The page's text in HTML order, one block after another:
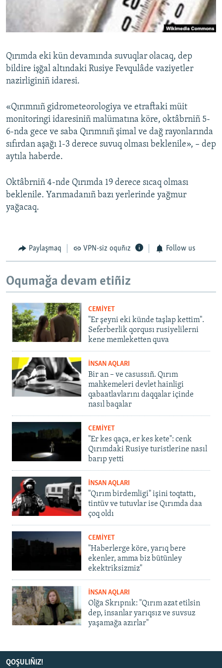
Українською
QOŞULIÑIZ!
RFE/RS bütün saytları
Qırımda eki kün devamında suvuqlar olacaq, dep
bildire işğal altındaki Rusiye Fevqulâde vaziyetler
nazirliginiñ idaresi.
«Qırımnıñ gidrometeorologiya ve etraftaki müit
monitoringi idaresiniñ malümatına köre, oktâbrniñ 5-
6-nda gece ve saba Qırımnıñ şimal ve dağ rayonlarında
sıfırdan aşağı 1-3 derece suvuq olması beklenile», – dep
aytıla haberde.
Oktâbrniñ 4-nde Qırımda 19 derece sıcaq olması
beklenile. Yarımadanıñ bazı yerlerinde yağmur
yağacaq.
Paylaşmaq VPN-siz oquñız Follow us
Oqumağa devam etiñiz
CEMİYET
"Er şeyni eki künde taşlap kettim".
Seferberlik qorqusı rusiyelilerni
kene memleketten quva
İNSAN AQLARI
Bir an – ve casussıñ. Qırım
mahkemeleri devlet hainligi
qabaatlavlarını daqqalar içinde
nasıl baqalar
CEMİYET
"Er kes qaça, er kes kete": cenk
Qırımdaki Rusiye turistlerine nasıl
barıp yetti
İNSAN AQLARI
"Qırım birdemligi" işini toqtattı,
tintüv ve tutuvlar ise Qırımda daa
çoq oldı
CEMİYET
"Haberlerge köre, yarıq bere
ekenler, amma biz bütünley
ekektriksizmiz"
İNSAN AQLARI
Olğa Skrıpnık: "Qırım azat etilsin
dep, insanlar yarıqsız ve suvsuz
yaşamağa azırlar"
QOŞULIÑIZ!